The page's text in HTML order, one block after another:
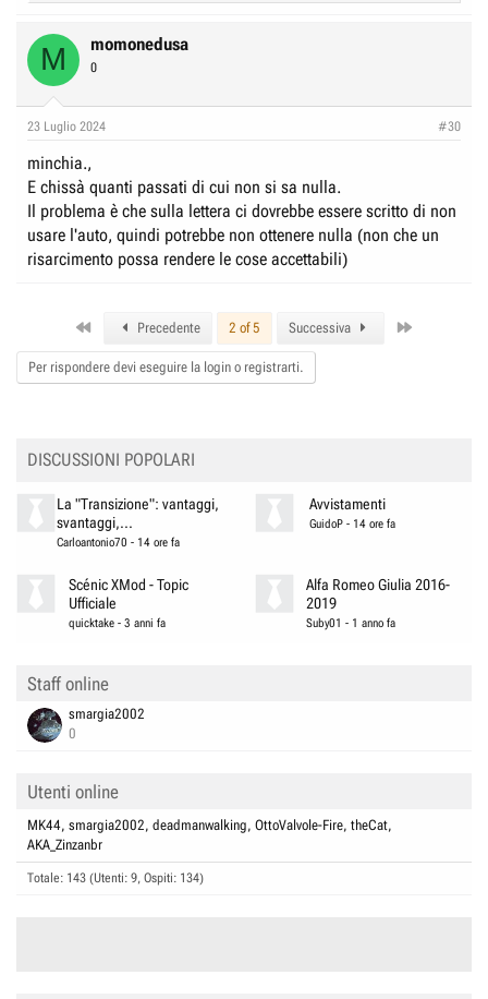
c
t
s
M momonedusa
0
23 Luglio 2024 #30
minchia.,
E chissà quanti passati di cui non si sa nulla.
Il problema è che sulla lettera ci dovrebbe essere scritto di non
usare l'auto, quindi potrebbe non ottenere nulla (non che un
risarcimento possa rendere le cose accettabili)
Precedente 2 of 5 Successiva
Per rispondere devi eseguire la login o registrarti.
DISCUSSIONI POPOLARI
La "Transizione": vantaggi,
svantaggi,...
Carloantonio70 - 14 ore fa
Avvistamenti
GuidoP - 14 ore fa
Scénic XMod - Topic
Ufficiale
quicktake -3 anni fa
Alfa Romeo Giulia 2016-
2019
Suby01 - 1 anno fa
Staff online
smargia2002
0
Utenti online
MK44 smargia2002 deadmanwalking OttoValvole-Fire theCat
AKA_Zinzanbr
Totale: 143 (Utenti: 9, Ospiti: 134)